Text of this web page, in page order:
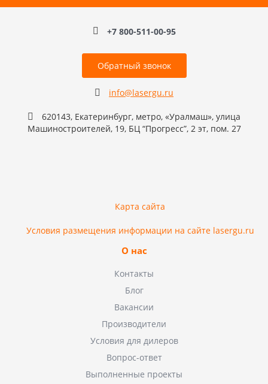
+7 800-511-00-95
Обратный звонок
info@lasergu.ru
620143, Екатеринбург, метро, «Уралмаш», улица
Машиностроителей, 19, БЦ “Прогресс”, 2 эт, пом. 27
Карта сайта
Условия размещения информации на сайте lasergu.ru
О нас
Контакты
Блог
Вакансии
Производители
Условия для дилеров
Вопрос-ответ
Выполненные проекты